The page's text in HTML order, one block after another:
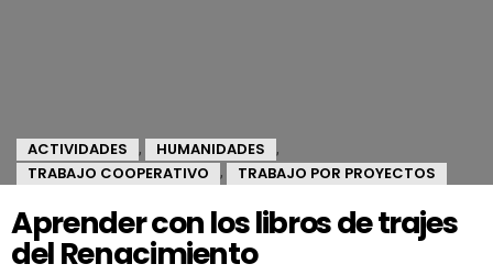
ACTIVIDADES , HUMANIDADES ,
TRABAJO COOPERATIVO , TRABAJO POR PROYECTOS
Aprender con los libros de trajes
del Renacimiento